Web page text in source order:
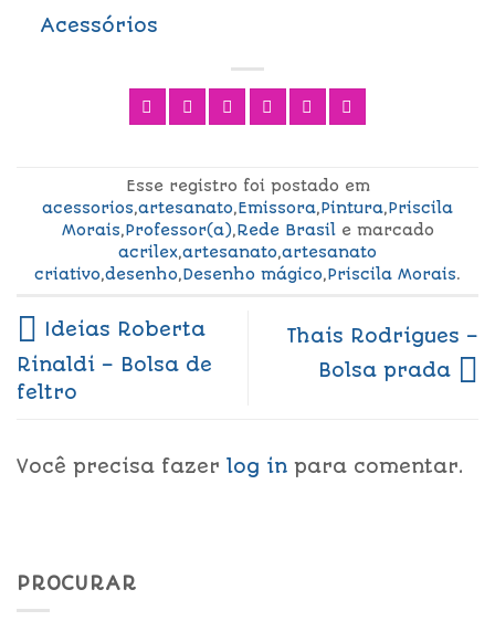
Acessórios
Esse registro foi postado em
acessorios,artesanato,Emissora,Pintura,Priscila
Morais,Professor(a),Rede Brasile marcado
acrilex,artesanato,artesanato
criativo,desenho,Desenho mágico,Priscila Morais.
Ideias Roberta
Rinaldi – Bolsa de
feltro
Thais Rodrigues –
Bolsa prada
Você precisa fazer log in para comentar.
PROCURAR